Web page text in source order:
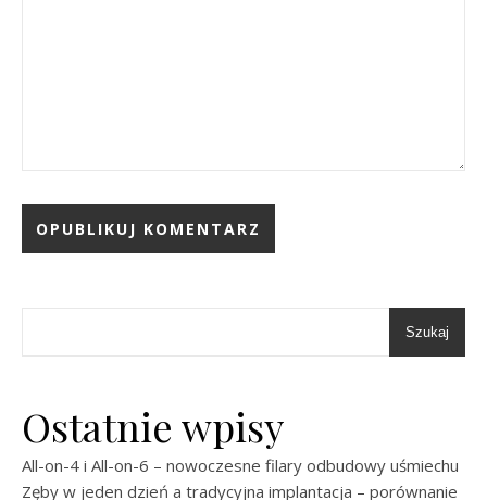
Szukaj
Ostatnie wpisy
All-on-4 i All-on-6 – nowoczesne filary odbudowy uśmiechu
Zęby w jeden dzień a tradycyjna implantacja – porównanie